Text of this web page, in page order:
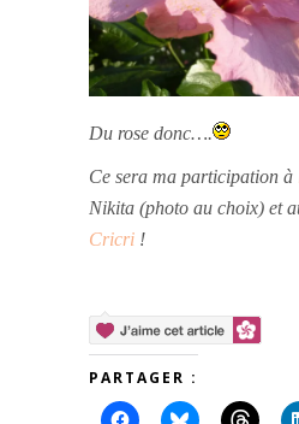
Du rose donc….
Ce sera ma participation à
Nikita (photo au choix) et
Cricri !
PARTAGER :